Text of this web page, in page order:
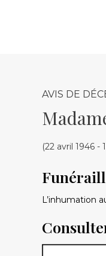
AVIS DE
(22 avril 1946 -
L’inhumation